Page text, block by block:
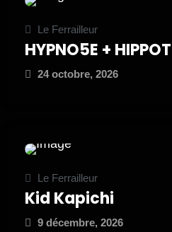
Le Ferrailleur
HYPNO5E +
24 octobre, 2026
Le Ferrailleur
Kid Kapichi
9 décembre, 2026